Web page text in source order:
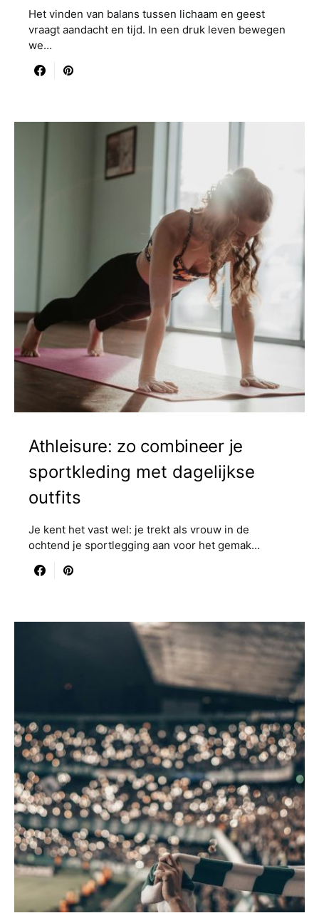
Het vinden van balans tussen lichaam en geest
vraagt aandacht en tijd. In een druk leven bewegen
we…
Athleisure: zo combineer je
sportkleding met dagelijkse
outfits
Je kent het vast wel: je trekt als vrouw in de
ochtend je sportlegging aan voor het gemak…